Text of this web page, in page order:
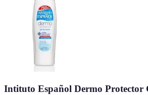
Intituto Español Dermo Protector